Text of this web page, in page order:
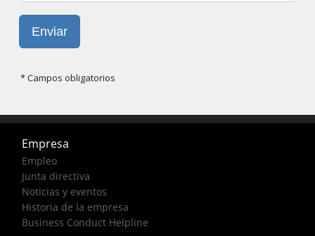
Empresa
Empleo
Junta directiva
Noticias y eventos
Historia de la empresa
Business Conduct Helpline